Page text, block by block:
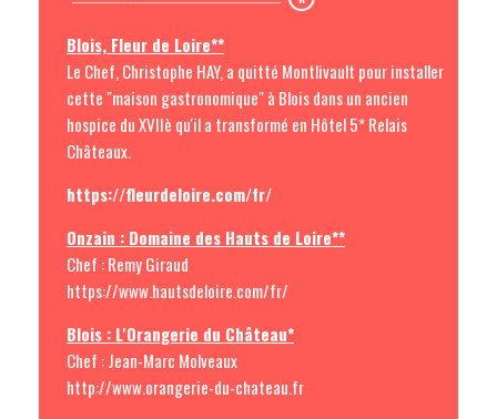
Blois, Fleur de Loire**
Le Chef, Christophe HAY, a quitté Montlivault pour installer
cette "maison gastronomique" à Blois dans un ancien
hospice du XVIIè qu'il a transformé en Hôtel 5* Relais
Châteaux.
https://fleurdeloire.com/fr/
Onzain : Domaine des Hauts de Loire**
Chef : Remy Giraud
https://www.hautsdeloire.com/fr/
Blois : L'Orangerie du Château*
Chef : Jean-Marc Molveaux
http://www.orangerie-du-chateau.fr